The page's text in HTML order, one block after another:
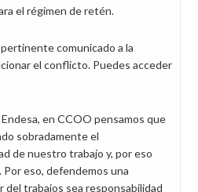
el régimen de retén.
comunicado a la
el conflicto. Puedes acceder
en CCOO pensamos que
sobradamente el
de nuestro trabajo y, por eso
eso, defendemos una
del trabajos sea responsabilidad